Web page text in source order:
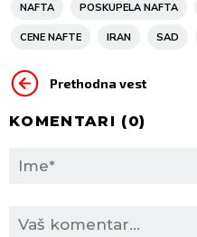
NAFTA POSKUPELA NAFTA
CENE NAFTE IRAN SAD
Prethodna vest
KOMENTARI (0)